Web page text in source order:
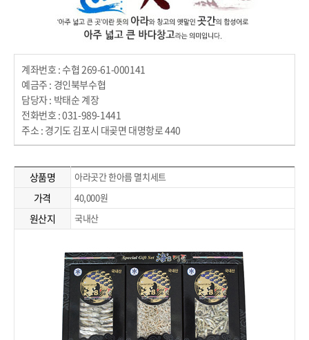
계좌번호 : 수협 269-61-000141
예금주 : 경인북부수협
담당자 : 박태순 계장
전화번호 : 031-989-1441
주소 : 경기도 김포시 대곶면 대명항로 440
상품명 아라곳간 한아름 멸치세트
가격 40,000원
원산지 국내산